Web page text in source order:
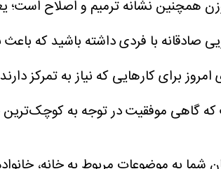
همچنین نشانه ترمیم و اصلاح
صادقانه با فردی داشته باشید که
امروز برای کارهایی که نیاز به تمرکز
که گاهی موفقیت در توجه به